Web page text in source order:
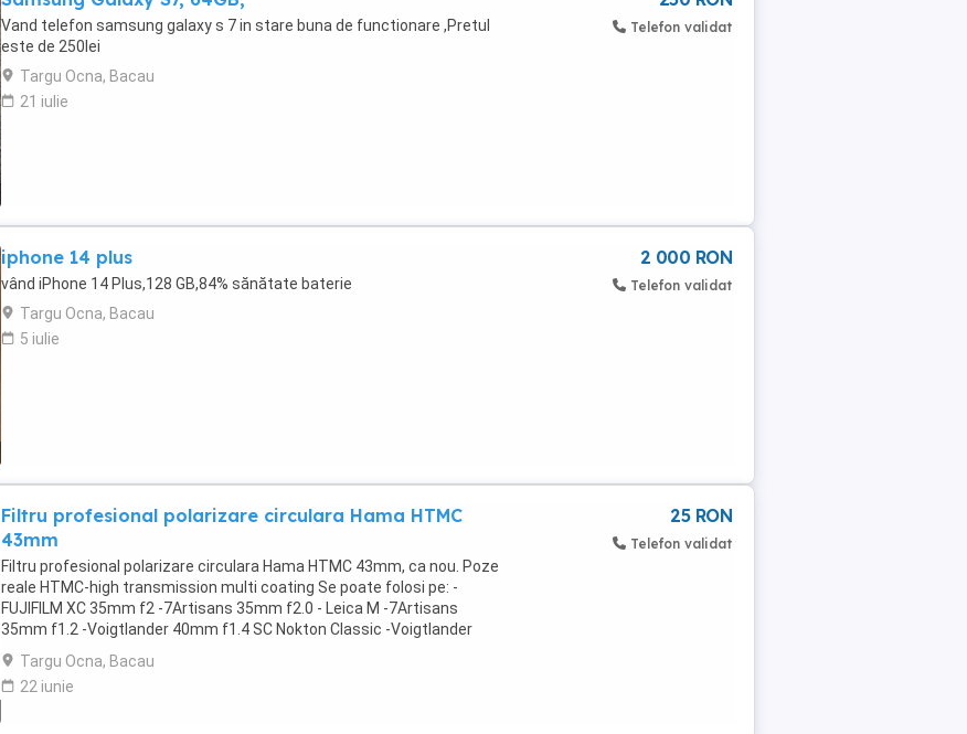
Vand telefon samsung galaxy s 7 in stare buna de functionare ,Pretul
este de 250lei
Targu Ocna, Bacau
21 iulie
Telefon validat
iphone 14 plus
vând iPhone 14 Plus,128 GB,84% sănătate baterie
Targu Ocna, Bacau
5 iulie
2 000 RON
Telefon validat
Filtru profesional polarizare circulara Hama HTMC
43mm
Filtru profesional polarizare circulara Hama HTMC 43mm, ca nou. Poze
reale HTMC-high transmission multi coating Se poate folosi pe: -
FUJIFILM XC 35mm f2 -7Artisans 35mm f2.0 - Leica M -7Artisans
35mm f1.2 -Voigtlander 40mm f1.4 SC Nokton Classic -Voigtlander
35mm f1.4 Nokton II MC -Voigtlander 50mm ...
Targu Ocna, Bacau
22 iunie
25 RON
Telefon validat